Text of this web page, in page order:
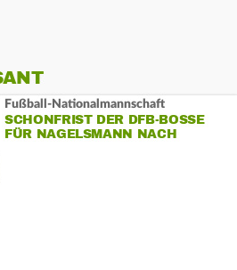
Fußball-Nationalmannschaft
SCHONFRIST DER DFB-BOSSE
FÜR NAGELSMANN NACH